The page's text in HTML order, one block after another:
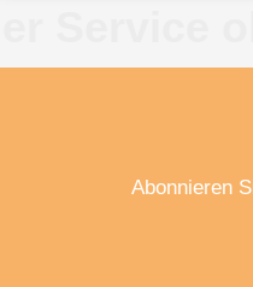
Abonnieren